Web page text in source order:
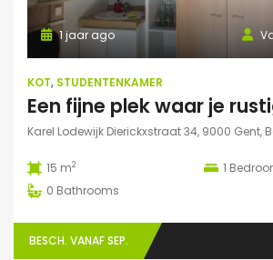
1 jaar ago
KOT, STUDENTENKAMER
Karel Lodewijk Dierickxstraat 34, 9000 Gent,
15 m2 1
0 Bathrooms
BESCH. VANAF SEP.